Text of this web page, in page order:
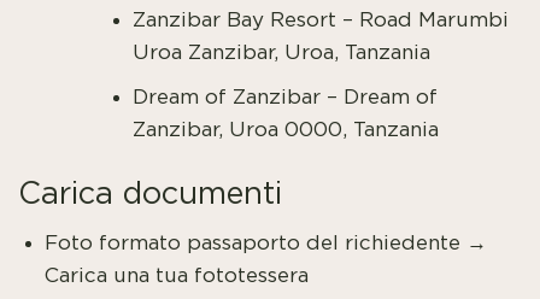
Zanzibar Bay Resort – Road Marumbi
Uroa Zanzibar, Uroa, Tanzania
Dream of Zanzibar – Dream of
Zanzibar, Uroa 0000, Tanzania
Carica documenti
Foto formato passaporto del richiedente →
Carica una tua fototessera